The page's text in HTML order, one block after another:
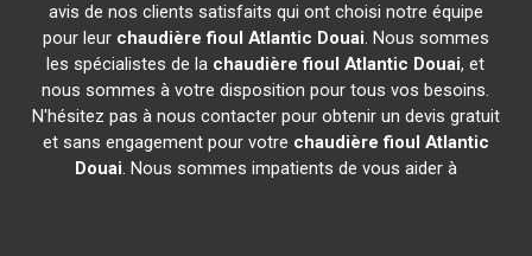
avis de nos clients satisfaits qui ont choisi notre équipe
pour leur chaudière fioul Atlantic Douai. Nous sommes
les spécialistes de la chaudière fioul Atlantic Douai, et
nous sommes à votre disposition pour tous vos besoins.
N'hésitez pas à nous contacter pour obtenir un devis gratuit
et sans engagement pour votre chaudière fioul Atlantic
Douai. Nous sommes impatients de vous aider à